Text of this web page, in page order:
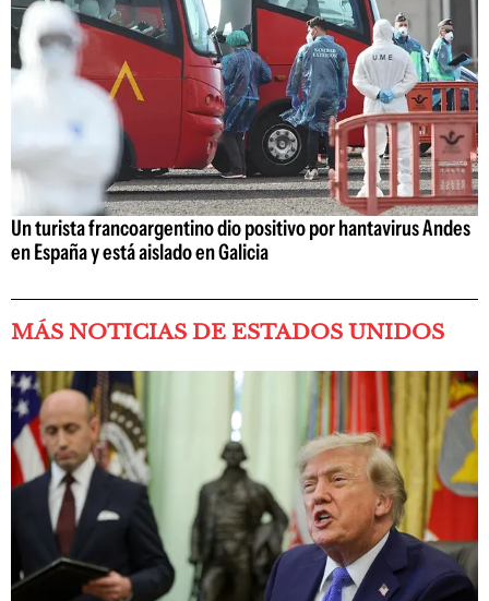
Un turista francoargentino dio positivo por hantavirus Andes
en España y está aislado en Galicia
MÁS NOTICIAS DE ESTADOS UNIDOS